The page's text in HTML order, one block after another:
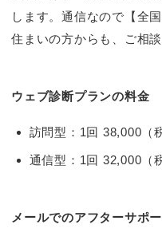
します。通信なので【全
住まいの方からも、ご相
ウェブ診断プランの料金
訪問型：1回 38,000（
通信型：1回 32,000（
メールでのアフターサポー